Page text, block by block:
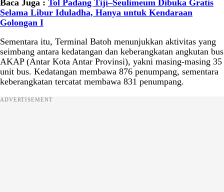
Baca Juga : Tol Padang Tiji–Seulimeum Dibuka Gratis
Selama Libur Iduladha, Hanya untuk Kendaraan
Golongan I
Sementara itu, Terminal Batoh menunjukkan aktivitas yang
seimbang antara kedatangan dan keberangkatan angkutan bus
AKAP (Antar Kota Antar Provinsi), yakni masing-masing 35
unit bus. Kedatangan membawa 876 penumpang, sementara
keberangkatan tercatat membawa 831 penumpang.
ADVERTISEMENT